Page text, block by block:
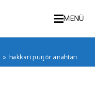
MENÜ
» hakkari purjör anahtarı